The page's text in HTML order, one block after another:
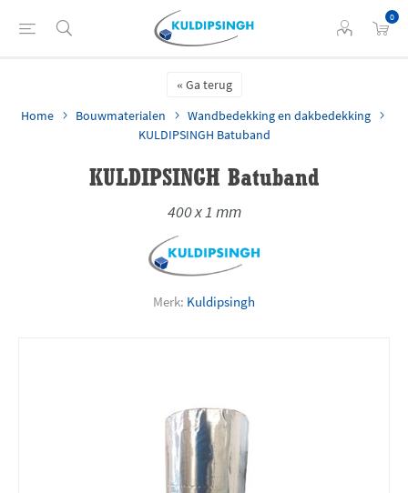
0
Ga terug
Home
Bouwmaterialen
Wandbedekking en dakbedekking
KULDIPSINGH Batuband
KULDIPSINGH Batuband
400 x 1 mm
Merk: Kuldipsingh